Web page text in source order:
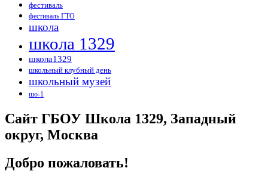
фестиваль
фестиваль ГТО
школа
школа 1329
школа1329
школьный клубный день
школьный музей
шо-1
Сайт ГБОУ Школа 1329, Западный
округ, Москва
Добро пожаловать!